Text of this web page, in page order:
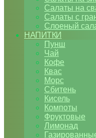
Салаты на
Салаты с
Слоеный
НАПИТКИ
Пунш
Чай
Кофе
Квас
Морс
Сбитень
Кисель
Компоты
Фруктовые
Лимонад